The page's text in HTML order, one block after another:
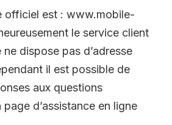
officiel est : www.mobile-
le service client
dispose pas d’adresse
il est possible de
aux questions
d’assistance en ligne